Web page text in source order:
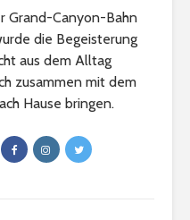
Grand-Canyon-Bahn
die Begeisterung
aus dem Alltag
zusammen mit dem
Hause bringen.